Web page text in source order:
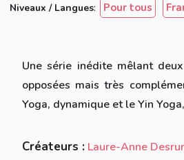
Niveaux / Langues: Pour tous
Une série inédite mêlant
opposées mais très
Yoga, dynamique et le Yin
Créateurs : Laure-Anne